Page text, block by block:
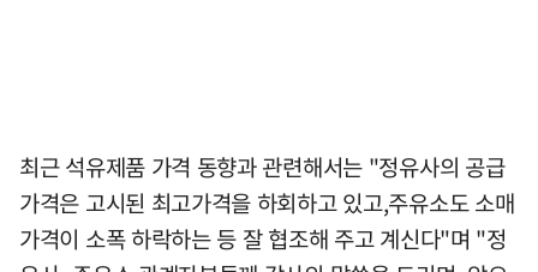
최근 석유제품 가격 동향과 관련해서는 "정유사의 공급
가격은 고시된 최고가격을 하회하고 있고,주유소도 소매
가격이 소폭 하락하는 등 잘 협조해 주고 계신다"며 "정